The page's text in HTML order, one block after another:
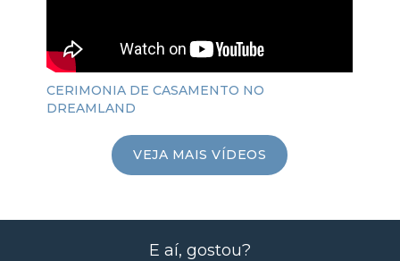
CERIMONIA DE CASAMENTO NO
DREAMLAND
VEJA MAIS VÍDEOS
E aí, gostou?